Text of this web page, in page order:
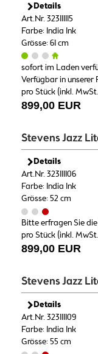
Details
Art.Nr. 323111115
Farbe: India Ink
Grösse: 61 cm
sofort im Laden
Verfügbar in unserer
pro Stück (inkl.
899,00 EUR
Stevens Jazz
Details
Art.Nr. 323111106
Farbe: India Ink
Grösse: 52 cm
Bitte erfragen Sie
pro Stück (inkl.
899,00 EUR
Stevens Jazz
Details
Art.Nr. 323111109
Farbe: India Ink
Grösse: 55 cm